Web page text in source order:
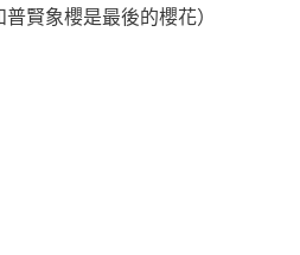
賢象櫻是最後的櫻花）